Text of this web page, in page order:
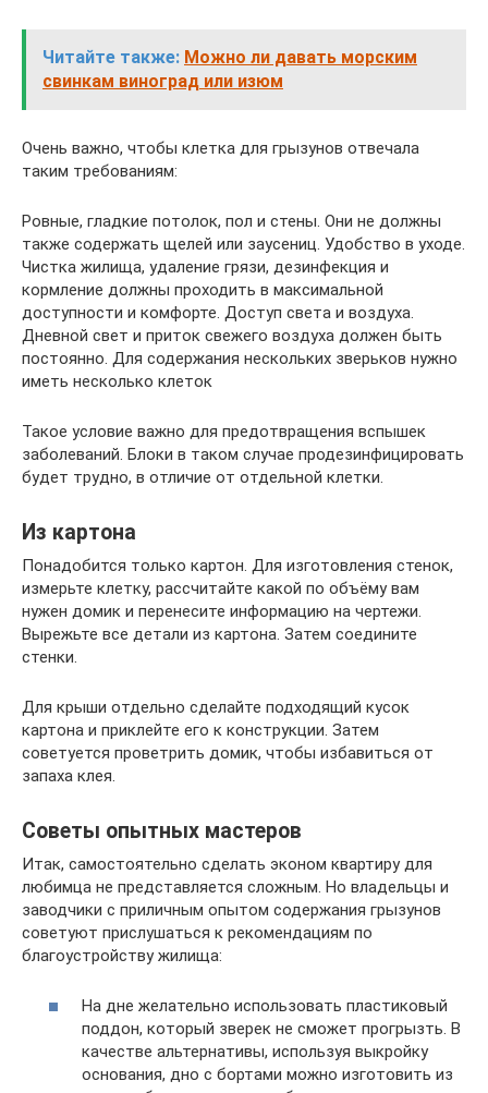
Читайте также: Можно ли давать морским
свинкам виноград или изюм
Очень важно, чтобы клетка для грызунов отвечала
таким требованиям:
Ровные, гладкие потолок, пол и стены. Они не должны
также содержать щелей или заусениц. Удобство в уходе.
Чистка жилища, удаление грязи, дезинфекция и
кормление должны проходить в максимальной
доступности и комфорте. Доступ света и воздуха.
Дневной свет и приток свежего воздуха должен быть
постоянно. Для содержания нескольких зверьков нужно
иметь несколько клеток
Такое условие важно для предотвращения вспышек
заболеваний. Блоки в таком случае продезинфицировать
будет трудно, в отличие от отдельной клетки.
Из картона
Понадобится только картон. Для изготовления стенок,
измерьте клетку, рассчитайте какой по объёму вам
нужен домик и перенесите информацию на чертежи.
Вырежьте все детали из картона. Затем соедините
стенки.
Для крыши отдельно сделайте подходящий кусок
картона и приклейте его к конструкции. Затем
советуется проветрить домик, чтобы избавиться от
запаха клея.
Советы опытных мастеров
Итак, самостоятельно сделать эконом квартиру для
любимца не представляется сложным. Но владельцы и
заводчики с приличным опытом содержания грызунов
советуют прислушаться к рекомендациям по
благоустройству жилища:
На дне желательно использовать пластиковый
поддон, который зверек не сможет прогрызть. В
качестве альтернативы, используя выкройку
основания, дно с бортами можно изготовить из